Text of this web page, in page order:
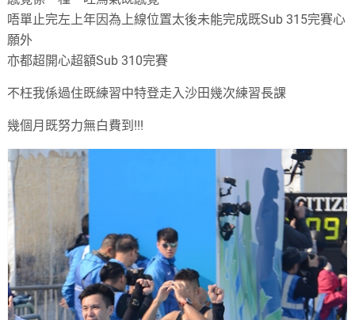
唔單止完左上年因為上線位置太後未能完成既Sub 315完賽心
願外
亦都超開心超額Sub 310完賽
不枉我係過住既練習中特登走入沙田幾次練習長課
幾個月既努力無白費到 !!!